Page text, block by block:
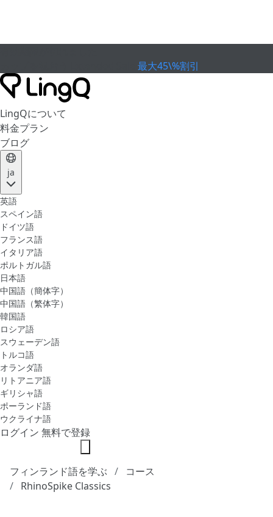
最大45\%割引
LingQについて
料金プラン
ブログ
ja
英語
スペイン語
ドイツ語
フランス語
イタリア語
ポルトガル語
日本語
中国語（簡体字）
中国語（繁体字）
韓国語
ロシア語
スウェーデン語
トルコ語
オランダ語
リトアニア語
ギリシャ語
ポーランド語
ウクライナ語
ログイン 無料で登録
フィンランド語を学ぶ
コース
RhinoSpike Classics